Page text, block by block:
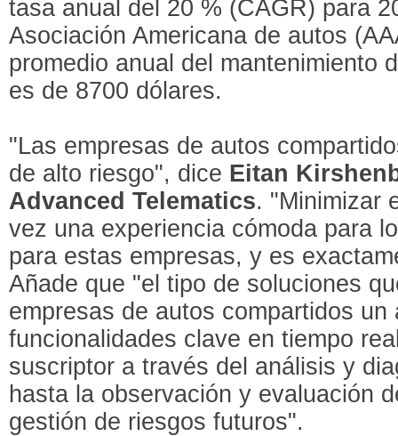
tasa anual del 20 % (CAGR) para
Asociación Americana de autos
promedio anual del mantenimiento
es de 8700 dólares.
"Las empresas de autos
de alto riesgo", dice Eitan
Advanced Telematics. "Minimizar
vez una experiencia cómoda para
para estas empresas, y es
Añade que "el tipo de soluciones
empresas de autos compartidos un
funcionalidades clave en tiempo
suscriptor a través del análisis y
hasta la observación y evaluación
gestión de riesgos futuros".